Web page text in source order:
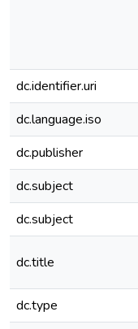
dc.identifier.uri
dc.language.iso
dc.publisher
dc.subject
dc.subject
dc.title
dc.type